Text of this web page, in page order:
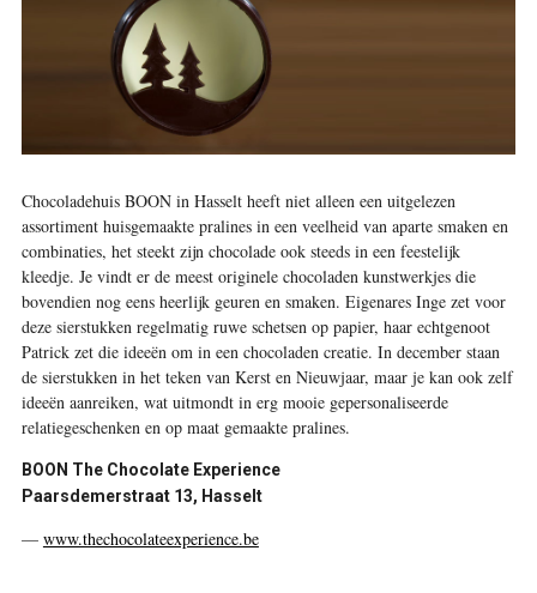
Chocoladehuis BOON in Hasselt heeft niet alleen een uitgelezen
assortiment huisgemaakte pralines in een veelheid van aparte smaken en
combinaties, het steekt zijn chocolade ook steeds in een feestelijk
kleedje. Je vindt er de meest originele chocoladen kunstwerkjes die
bovendien nog eens heerlijk geuren en smaken. Eigenares Inge zet voor
deze sierstukken regelmatig ruwe schetsen op papier, haar echtgenoot
Patrick zet die ideeën om in een chocoladen creatie. In december staan
de sierstukken in het teken van Kerst en Nieuwjaar, maar je kan ook zelf
ideeën aanreiken, wat uitmondt in erg mooie gepersonaliseerde
relatiegeschenken en op maat gemaakte pralines.
BOON The Chocolate Experience
Paarsdemerstraat 13, Hasselt
— www.thechocolateexperience.be